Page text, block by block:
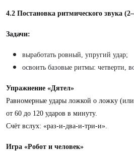
4.2 Постановка ритмического звука
Задачи:
выработать ровный, упругий удар;
освоить базовые ритмы: четверти,
Упражнение «Дятел»
Равномерные удары ложкой о ложку
от 60 до 120 ударов в минуту.
Счёт вслух: «раз-и-два-и-три-и».
Игра «Робот и человек»